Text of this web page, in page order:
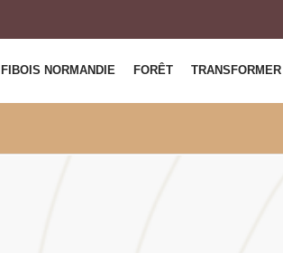
FIBOIS NORMANDIE FORÊT TRANSFORMER